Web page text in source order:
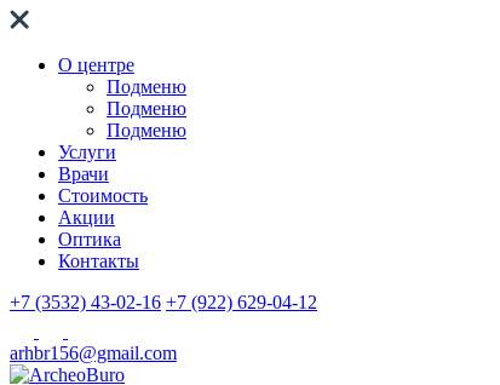
О центре
Подменю
Подменю
Подменю
Услуги
Врачи
Стоимость
Акции
Оптика
Контакты
+7 (3532) 43-02-16 +7 (922) 629-04-12
arhbr156@gmail.com